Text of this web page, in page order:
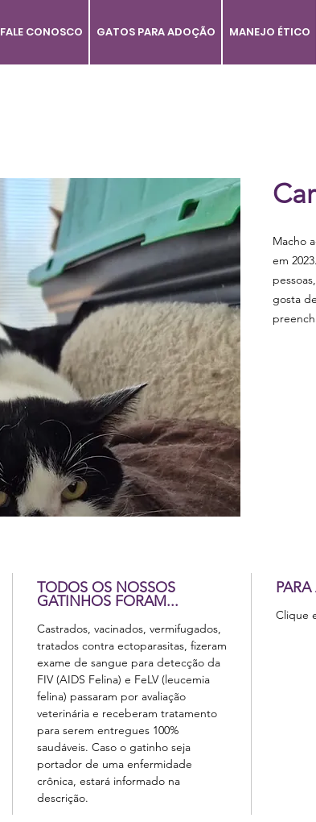
FALE CONOSCO GATOS PARA ADOÇÃO MANEJO ÉTICO
Macho
em
gosta
TODOS OS NOSSOS
GATINHOS FORAM...
Castrados, vacinados, vermifugados,
tratados contra ectoparasitas, fizeram
exame de sangue para detecção da
FIV (AIDS Felina) e FeLV (leucemia
felina) passaram por avaliação
veterinária e receberam tratamento
para serem entregues 100%
saudáveis. Caso o gatinho seja
portador de uma enfermidade
crônica, estará informado na
descrição.
Clique